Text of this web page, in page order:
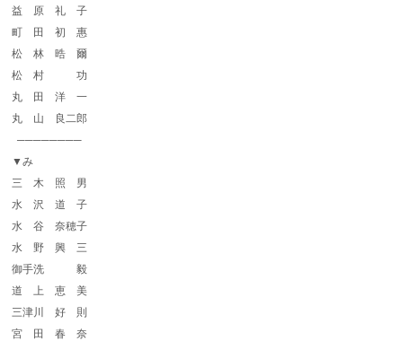
益 原 礼 子
町 田 初 惠
松 林 晧 爾
松 村 功
丸 田 洋 一
丸 山 良二郎
────────
▼み
三 木 照 男
水 沢 道 子
水 谷 奈穂子
水 野 興 三
御手洗 毅
道 上 恵 美
三津川 好 則
宮 田 春 奈